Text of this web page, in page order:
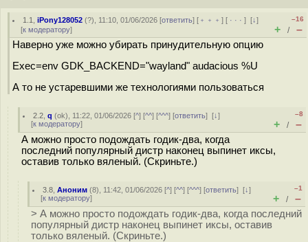
1.1 ,iPony128052 (?), 11:10, 01/06/2026 [ответить] [ ﹢﹢﹢] [ · · ·][↓]
[к модератору]
–16
+ / –
Наверно уже можно убирать принудительную опцию
Exec=env GDK_BACKEND="wayland" audacious %U
А то не устаревшими же технологиями пользоваться
2.2 ,q (ok), 11:22, 01/06/2026 [^] [^^] [^^^] [ответить][↓]
[к модератору]
–8
+ / –
А можно просто подождать годик-два, когда
последний популярный дистр наконец выпинет иксы,
оставив только вяленый. (Скриньте.)
3.8 ,Аноним (8), 11:42, 01/06/2026 [^] [^^] [^^^] [ответить][↓]
[к модератору]
–1
+ / –
> А можно просто подождать годик-два, когда последний
популярный дистр наконец выпинет иксы, оставив
только вяленый. (Скриньте.)